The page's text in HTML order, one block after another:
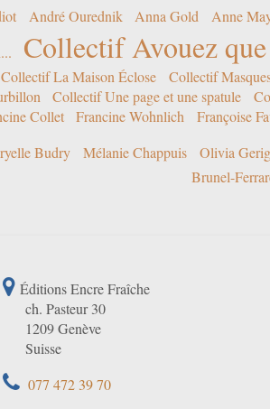
André Ourednik Anna Gold Anne
Collectif Avouez
Collectif La Maison Éclose Collectif
Collectif Une page et une spatule
Collet Francine Wohnlich Françoise
Budry Mélanie Chappuis Olivia Gerig
Brunel-
Éditions Encre Fraîche
ch. Pasteur 30
1209 Genève
Suisse
077 472 39 70